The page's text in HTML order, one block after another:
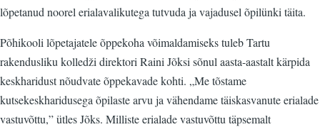
lõpetanud noorel erialavalikutega tutvuda ja vajadusel õpilünki täita.
Põhikooli lõpetajatele õppekoha võimaldamiseks tuleb Tartu
rakendusliku kolledži direktori Raini Jõksi sõnul aasta-aastalt kärpida
keskharidust nõudvate õppekavade kohti. „Me tõstame
kutsekeskharidusega õpilaste arvu ja vähendame täiskasvanute erialade
vastuvõttu,” ütles Jõks. Milliste erialade vastuvõttu täpsemalt